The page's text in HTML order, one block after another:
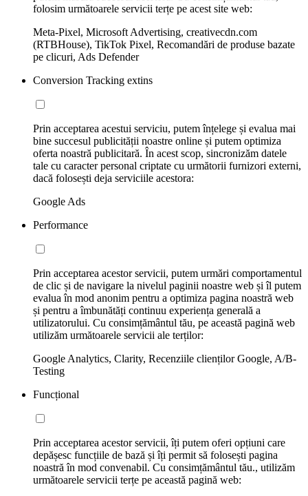
folosim următoarele servicii terțe pe acest site web:
Meta-Pixel, Microsoft Advertising, creativecdn.com
(RTBHouse), TikTok Pixel, Recomandări de produse bazate
pe clicuri, Ads Defender
Conversion Tracking extins
Prin acceptarea acestui serviciu, putem înțelege și evalua mai
bine succesul publicității noastre online și putem optimiza
oferta noastră publicitară. În acest scop, sincronizăm datele
tale cu caracter personal criptate cu următorii furnizori externi,
dacă folosești deja serviciile acestora:
Google Ads
Performance
Prin acceptarea acestor servicii, putem urmări comportamentul
de clic și de navigare la nivelul paginii noastre web și îl putem
evalua în mod anonim pentru a optimiza pagina noastră web
și pentru a îmbunătăți continuu experiența generală a
utilizatorului. Cu consimțământul tău, pe această pagină web
utilizăm următoarele servicii ale terților:
Google Analytics, Clarity, Recenziile clienților Google, A/B-
Testing
Funcțional
Prin acceptarea acestor servicii, îți putem oferi opțiuni care
depășesc funcțiile de bază și îți permit să folosești pagina
noastră în mod convenabil. Cu consimțământul tău., utilizăm
următoarele servicii terțe pe această pagină web: